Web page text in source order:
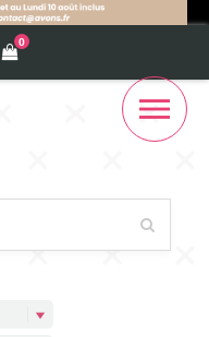
0